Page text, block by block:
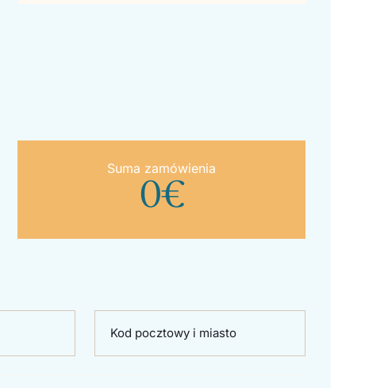
Suma zamówienia
0€
Kod pocztowy i miasto